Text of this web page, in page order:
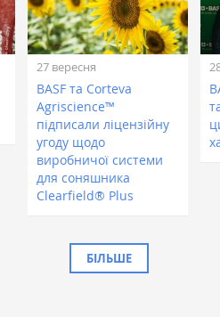
27 вересня
BASF та Corteva
Agriscience™
підписали ліцензійну
угоду щодо
виробничої системи
для соняшника
Clearfield® Plus
БІЛЬШЕ